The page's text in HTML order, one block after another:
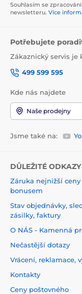
Souhlasím se
newsletteru. Více
Potřebujete
Zákaznický servis je
499 599 595
Kde nás najdete
Naše prodejny
Jsme také na:
DŮLEŽITÉ ODKAZY
Záruka nejnižší ceny
bonusem
Stav objednávky,
zásilky, faktury
O NÁS - Kamenná
Nečastější dotazy
Vrácení, reklamace,
Kontakty
Ceny poštovného